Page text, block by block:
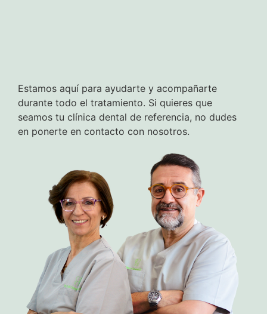
Estamos aquí para ayudarte y acompañarte
durante todo el tratamiento. Si quieres que
seamos tu clínica dental de referencia, no dudes
en ponerte en contacto con nosotros.